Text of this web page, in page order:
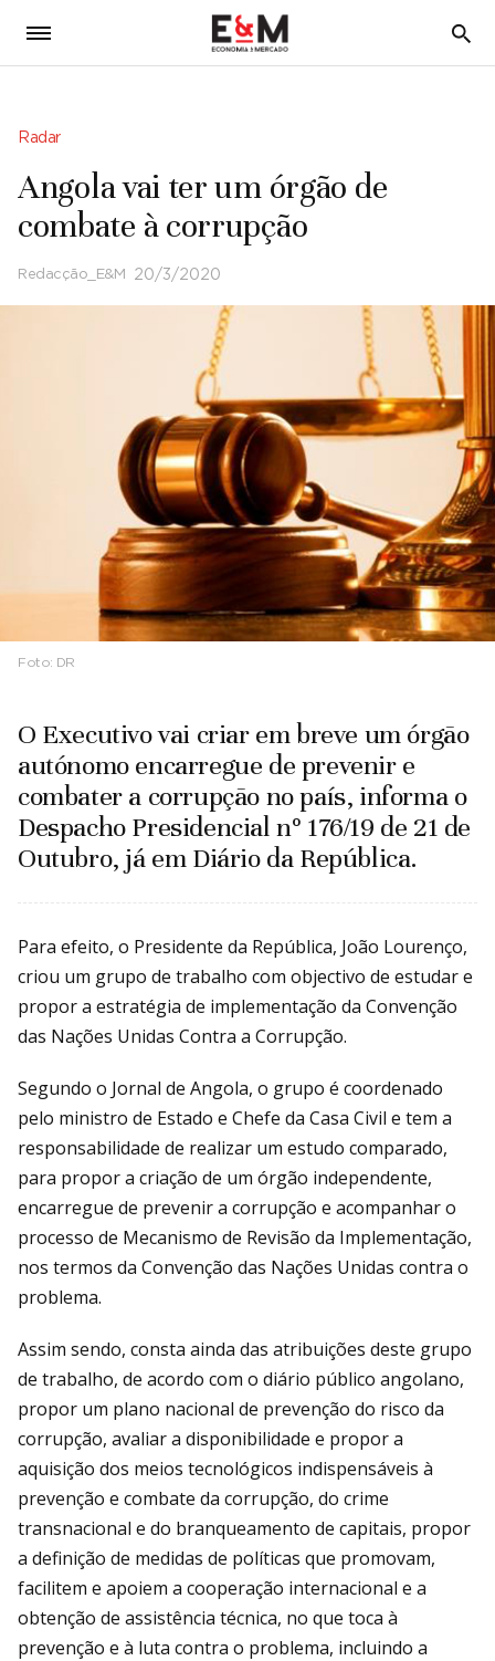
5
Radar
Angola vai ter um órgão de
combate à corrupção
Redacção_E&M 20/3/2020
Foto: DR
O Executivo vai criar em breve um órgão
autónomo encarregue de prevenir e
combater a corrupção no país, informa o
Despacho Presidencial nº 176/19 de 21 de
Outubro, já em Diário da República.
Para efeito, o Presidente da República, João Lourenço,
criou um grupo de trabalho com objectivo de estudar e
propor a estratégia de implementação da Convenção
das Nações Unidas Contra a Corrupção.
Segundo o Jornal de Angola, o grupo é coordenado
pelo ministro de Estado e Chefe da Casa Civil e tem a
responsabilidade de realizar um estudo comparado,
para propor a criação de um órgão independente,
encarregue de prevenir a corrupção e acompanhar o
processo de Mecanismo de Revisão da Implementação,
nos termos da Convenção das Nações Unidas contra o
problema.
Assim sendo, consta ainda das atribuições deste grupo
de trabalho, de acordo com o diário público angolano,
propor um plano nacional de prevenção do risco da
corrupção, avaliar a disponibilidade e propor a
aquisição dos meios tecnológicos indispensáveis à
prevenção e combate da corrupção, do crime
transnacional e do branqueamento de capitais, propor
a definição de medidas de políticas que promovam,
facilitem e apoiem a cooperação internacional e a
obtenção de assistência técnica, no que toca à
prevenção e à luta contra o problema, incluindo a